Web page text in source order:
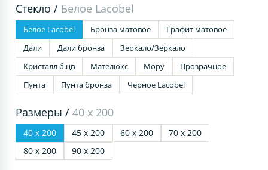
Стекло / Белое Lacobel
Белое Lacobel Бронза матовое
Графит матовое
Дали
Дали бронза
Зеркало/Зеркало
Кристалл б.цв
Мателюкс Мору
Прозрачное
Пунта
Пунта бронза Черное Lacobel
Размеры /40 х 200
40 х 200 45 х 200 60 х 200
70 х 200
80 х 200
90 х 200